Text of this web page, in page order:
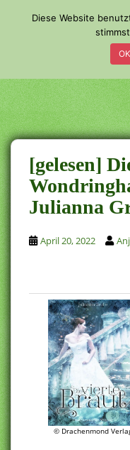
o
m
a
i
n
c
o
n
t
e
n
t
[gelesen]
Julianna
April 20, 2022
© Drachenmond
Diese Website
OK